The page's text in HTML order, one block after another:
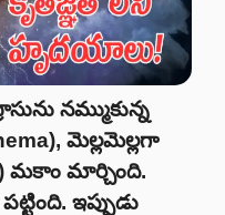
నమ్ముకున్న
మెల్లమెల్లగా
మకాం మార్చింది.
ఇప్పుడు